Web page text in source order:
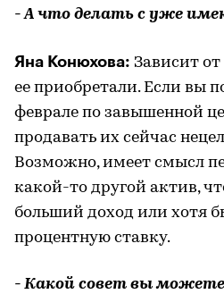
- А что делать с уже
Яна Конюхова: Зависит
ее приобретали. Если вы
феврале по завышенной
продавать их сейчас
Возможно, имеет смысл
какой-то другой актив,
больший доход или хотя
процентную ставку.
- Какой совет вы можете